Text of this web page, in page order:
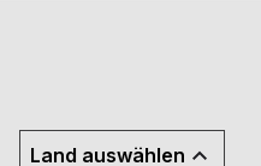
Land auswählen